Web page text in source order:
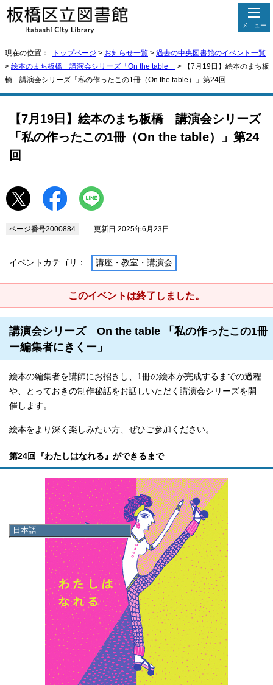
メニュー
日本語
現在の位置： トップページ > お知らせ一覧 > 過去の中央図書館のイベント一覧
> 絵本のまち板橋 講演会シリーズ「On the table」
> 【7月19日】絵本のまち板
橋 講演会シリーズ「私の作ったこの1冊（On the table）」第24回
【7月19日】絵本のまち板橋 講演会シリーズ
「私の作ったこの1冊（On the table）」第24
回
ページ番号2000884 更新日 2025年6月23日
イベントカテゴリ： 講座・教室・講演会
このイベントは終了しました。
講演会シリーズ On the table 「私の作ったこの1冊
ー編集者にきくー」
絵本の編集者を講師にお招きし、1冊の絵本が完成するまでの過程
や、とっておきの制作秘話をお話しいただく講演会シリーズを開
催します。
絵本をより深く楽しみたい方、ぜひご参加ください。
第24回『わたしはなれる』ができるまで